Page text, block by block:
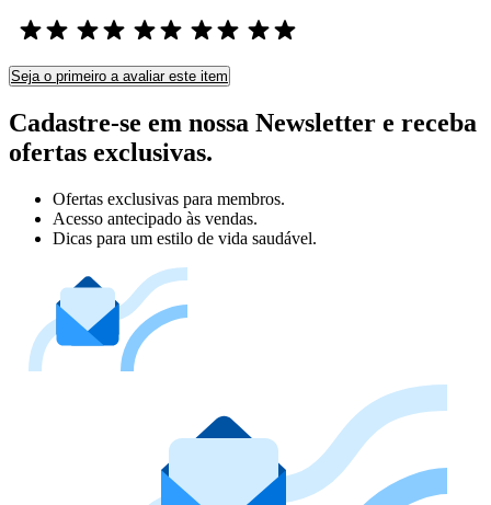
Seja o primeiro a avaliar este item
Cadastre-se em nossa Newsletter e receba
ofertas exclusivas.
Ofertas exclusivas para membros.
Acesso antecipado às vendas.
Dicas para um estilo de vida saudável.